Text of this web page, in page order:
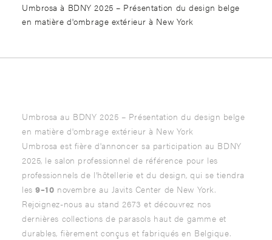
Umbrosa à BDNY 2025 – Présentation du design belge
en matière d'ombrage extérieur à New York
Umbrosa au BDNY 2025 – Présentation du design belge
en matière d'ombrage extérieur à New York
Umbrosa est fière d'annoncer sa participation au BDNY
2025, le salon professionnel de référence pour les
professionnels de l'hôtellerie et du design, qui se tiendra
les9–10 novembre au Javits Center de New York.
Rejoignez-nous au stand 2673 et découvrez nos
dernières collections de parasols haut de gamme et
durables, fièrement conçus et fabriqués en Belgique.